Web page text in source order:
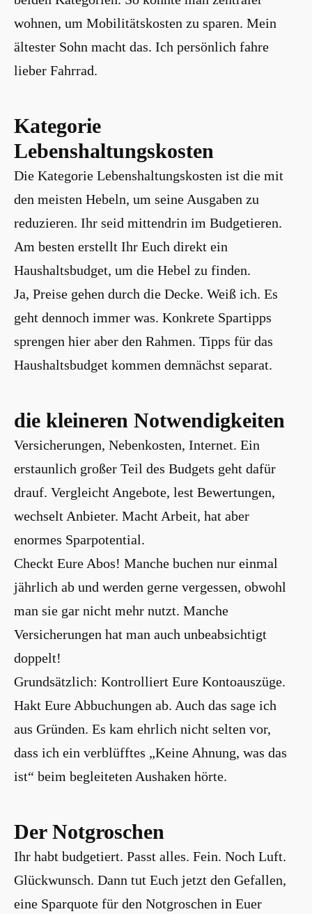
wohnen, um Mobilitätskosten zu sparen. Mein
ältester Sohn macht das. Ich persönlich fahre
lieber Fahrrad.
Kategorie
Lebenshaltungskosten
Die Kategorie Lebenshaltungskosten ist die mit
den meisten Hebeln, um seine Ausgaben zu
reduzieren. Ihr seid mittendrin im Budgetieren.
Am besten erstellt Ihr Euch direkt ein
Haushaltsbudget, um die Hebel zu finden.
Ja, Preise gehen durch die Decke. Weiß ich. Es
geht dennoch immer was. Konkrete Spartipps
sprengen hier aber den Rahmen. Tipps für das
Haushaltsbudget kommen demnächst separat.
die kleineren Notwendigkeiten
Versicherungen, Nebenkosten, Internet. Ein
erstaunlich großer Teil des Budgets geht dafür
drauf. Vergleicht Angebote, lest Bewertungen,
wechselt Anbieter. Macht Arbeit, hat aber
enormes Sparpotential.
Checkt Eure Abos! Manche buchen nur einmal
jährlich ab und werden gerne vergessen, obwohl
man sie gar nicht mehr nutzt. Manche
Versicherungen hat man auch unbeabsichtigt
doppelt!
Grundsätzlich: Kontrolliert Eure Kontoauszüge.
Hakt Eure Abbuchungen ab. Auch das sage ich
aus Gründen. Es kam ehrlich nicht selten vor,
dass ich ein verblüfftes „Keine Ahnung, was das
ist“ beim begleiteten Aushaken hörte.
Der Notgroschen
Ihr habt budgetiert. Passt alles. Fein. Noch Luft.
Glückwunsch. Dann tut Euch jetzt den Gefallen,
eine Sparquote für den Notgroschen in Euer